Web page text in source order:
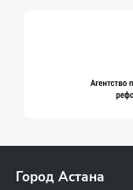
Город Астана